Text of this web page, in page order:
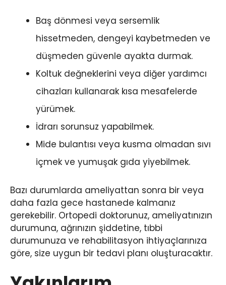
Baş dönmesi veya sersemlik
hissetmeden, dengeyi kaybetmeden ve
düşmeden güvenle ayakta durmak.
Koltuk değneklerini veya diğer yardımcı
cihazları kullanarak kısa mesafelerde
yürümek.
İdrarı sorunsuz yapabilmek.
Mide bulantısı veya kusma olmadan sıvı
içmek ve yumuşak gıda yiyebilmek.
Bazı durumlarda ameliyattan sonra bir veya
daha fazla gece hastanede kalmanız
gerekebilir. Ortopedi doktorunuz, ameliyatınızın
durumuna, ağrınızın şiddetine, tıbbi
durumunuza ve rehabilitasyon ihtiyaçlarınıza
göre, size uygun bir tedavi planı oluşturacaktır.